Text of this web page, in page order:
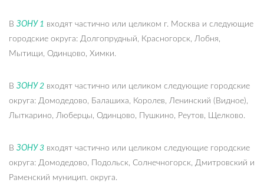
В ЗОНУ 1 входят частично или целиком г. Москва и следующие
городские округа: Долгопрудный, Красногорск, Лобня,
Мытищи, Одинцово, Химки.
В ЗОНУ 2 входят частично или целиком следующие городские
округа: Домодедово, Балашиха, Королев, Ленинский (Видное),
Лыткарино, Люберцы, Одинцово, Пушкино, Реутов, Щелково.
В ЗОНУ 3 входят частично или целиком следующие городские
округа: Домодедово, Подольск, Солнечногорск, Дмитровский и
Раменский муницип. округа.